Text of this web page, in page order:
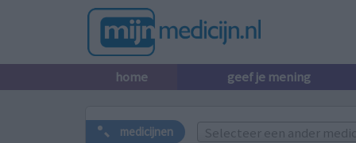
home geef je mening
medicijnen Selecteer een ander